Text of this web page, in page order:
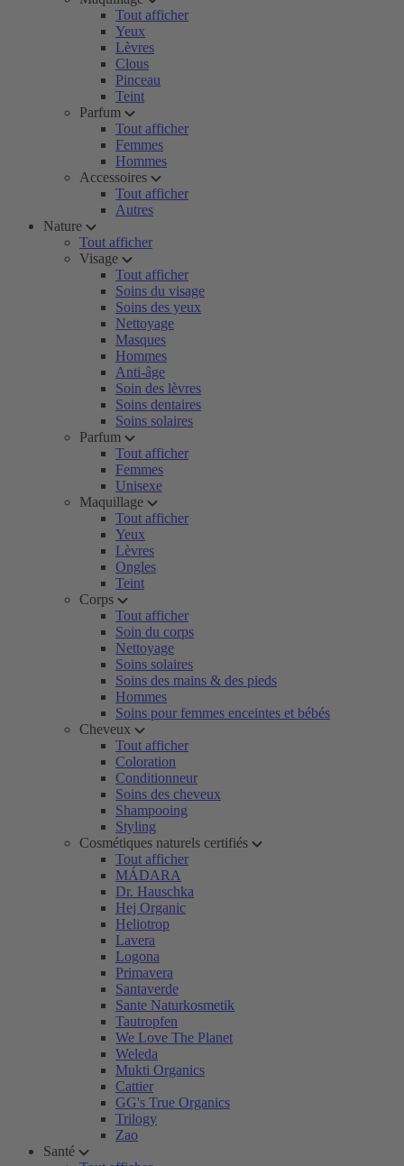
Tout afficher
Yeux
Lèvres
Clous
Pinceau
Teint
Parfum
Tout afficher
Femmes
Hommes
Accessoires
Tout afficher
Autres
Nature
Tout afficher
Visage
Tout afficher
Soins du visage
Soins des yeux
Nettoyage
Masques
Hommes
Anti-âge
Soin des lèvres
Soins dentaires
Soins solaires
Parfum
Tout afficher
Femmes
Unisexe
Maquillage
Tout afficher
Yeux
Lèvres
Ongles
Teint
Corps
Tout afficher
Soin du corps
Nettoyage
Soins solaires
Soins des mains & des pieds
Hommes
Soins pour femmes enceintes et bébés
Cheveux
Tout afficher
Coloration
Conditionneur
Soins des cheveux
Shampooing
Styling
Cosmétiques naturels certifiés
Tout afficher
MÁDARA
Dr. Hauschka
Hej Organic
Heliotrop
Lavera
Logona
Primavera
Santaverde
Sante Naturkosmetik
Tautropfen
We Love The Planet
Weleda
Mukti Organics
Cattier
GG's True Organics
Trilogy
Zao
Santé